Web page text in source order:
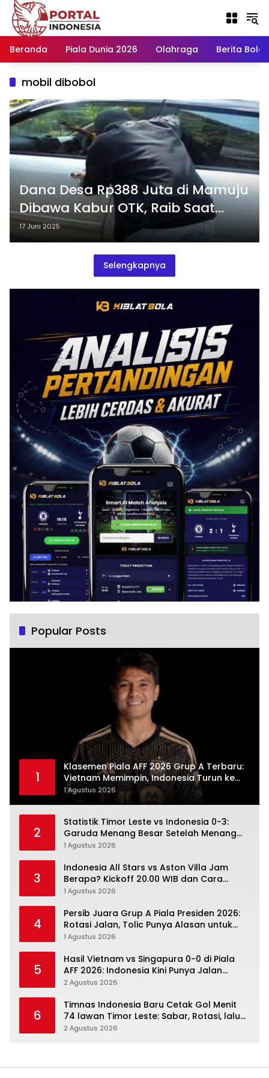
Langsung
konten
Beranda
Piala Dunia 2026 Olahraga Berita Bola
mobil dibobol
Dana Desa Rp388 Juta di Mamuju
Dibawa Kabur OTK, Raib Saat
Ditinggal di Mobil Depan Toko
17 Juni 2025
Selengkapnya
Popular Posts
1
Klasemen Piala AFF 2026 Grup A Terbaru:
Vietnam Memimpin, Indonesia Turun ke
Posisi Tiga
1 Agustus 2026
2
Statistik Timor Leste vs Indonesia 0-3:
Garuda Menang Besar Setelah Menang
Angka Lebih Dulu
1 Agustus 2026
3
Indonesia All Stars vs Aston Villa Jam
Berapa? Kickoff 20.00 WIB dan Cara
Nonton Resminya
1 Agustus 2026
4
Persib Juara Grup A Piala Presiden 2026:
Rotasi Jalan, Tolic Punya Alasan untuk
Percaya
1 Agustus 2026
5
Hasil Vietnam vs Singapura 0-0 di Piala
AFF 2026: Indonesia Kini Punya Jalan
Terbuka
2 Agustus 2026
6
Timnas Indonesia Baru Cetak Gol Menit
74 lawan Timor Leste: Sabar, Rotasi, lalu
Pecah
2 Agustus 2026